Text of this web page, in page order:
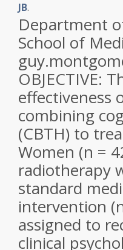
JB.
Department
School of
OBJECTIVE:
effectiveness
combining
(CBTH) to
Women (n =
radiotherapy
standard
intervention
assigned to
clinical